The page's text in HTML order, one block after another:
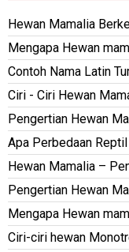
Hewan Mamalia
Mengapa Hewan
Contoh Nama Latin
Ciri - Ciri Hewan
Pengertian Hewan
Apa Perbedaan
Hewan Mamalia –
Pengertian Hewan
Mengapa Hewan
Ciri-ciri hewan